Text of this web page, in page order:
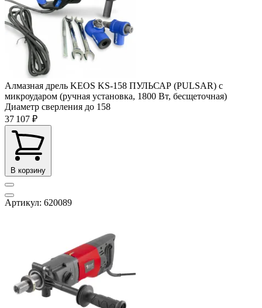
Алмазная дрель KEOS KS-158 ПУЛЬСАР (PULSAR) с
микроударом (ручная установка, 1800 Вт, бесщеточная)
Диаметр сверления до 158
37 107 ₽
В корзину
Артикул: 620089